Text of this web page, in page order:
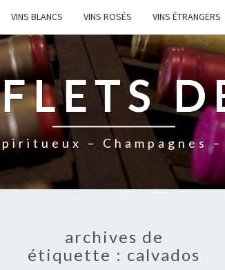
VINS BLANCS VINS ROSÉS VINS ÉTRANGERS
– Champagnes –
archives de
étiquette : calvados